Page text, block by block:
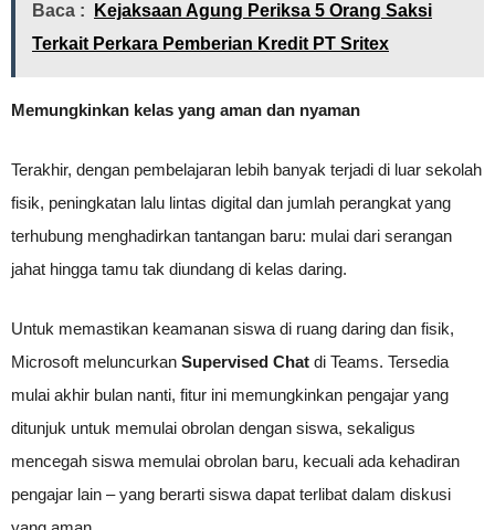
Baca :
Kejaksaan Agung Periksa 5 Orang Saksi
Terkait Perkara Pemberian Kredit PT Sritex
Memungkinkan kelas yang aman dan nyaman
Terakhir, dengan pembelajaran lebih banyak terjadi di luar sekolah
fisik, peningkatan lalu lintas digital dan jumlah perangkat yang
terhubung menghadirkan tantangan baru: mulai dari serangan
jahat hingga tamu tak diundang di kelas daring.
Untuk memastikan keamanan siswa di ruang daring dan fisik,
Microsoft meluncurkan Supervised Chat di Teams. Tersedia
mulai akhir bulan nanti, fitur ini memungkinkan pengajar yang
ditunjuk untuk memulai obrolan dengan siswa, sekaligus
mencegah siswa memulai obrolan baru, kecuali ada kehadiran
pengajar lain – yang berarti siswa dapat terlibat dalam diskusi